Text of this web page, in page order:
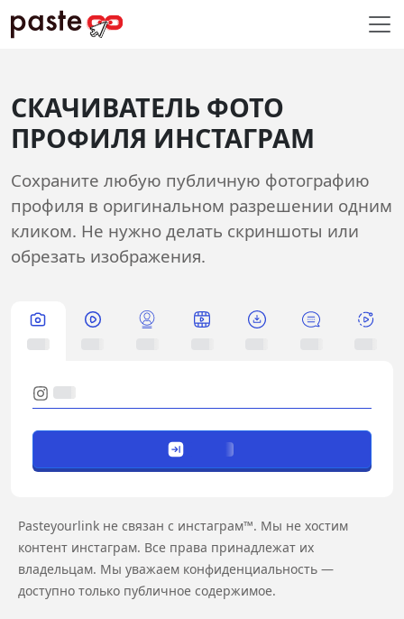
СКАЧИВАТЕЛЬ ФОТО
ПРОФИЛЯ ИНСТАГРАМ
Сохраните любую публичную фотографию
профиля в оригинальном разрешении одним
кликом. Не нужно делать скриншоты или
обрезать изображения.
Pasteyourlink не связан с инстаграм™. Мы не хостим
контент инстаграм. Все права принадлежат их
владельцам. Мы уважаем конфиденциальность —
доступно только публичное содержимое.